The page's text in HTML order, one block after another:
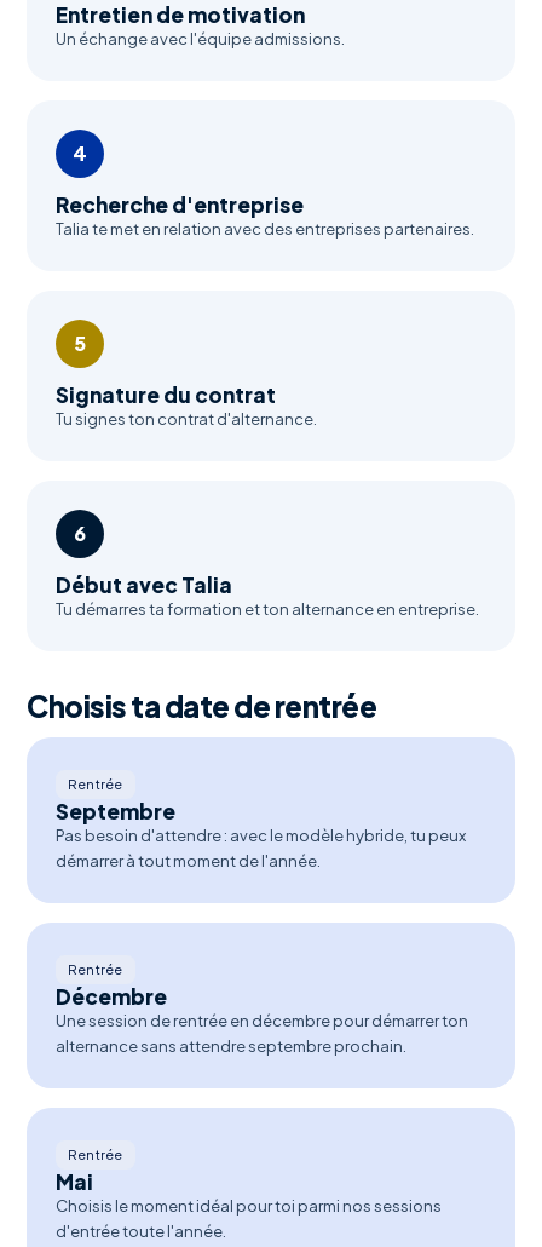
Entretien de motivation
Un échange avec l'équipe admissions.
4
Recherche d'entreprise
Talia te met en relation avec des entreprises partenaires.
5
Signature du contrat
Tu signes ton contrat d'alternance.
6
Début avec Talia
Tu démarres ta formation et ton alternance en entreprise.
Choisis ta date de rentrée
Rentrée
Septembre
Pas besoin d'attendre : avec le modèle hybride, tu peux
démarrer à tout moment de l'année.
Rentrée
Décembre
Une session de rentrée en décembre pour démarrer ton
alternance sans attendre septembre prochain.
Rentrée
Mai
Choisis le moment idéal pour toi parmi nos sessions
d'entrée toute l'année.